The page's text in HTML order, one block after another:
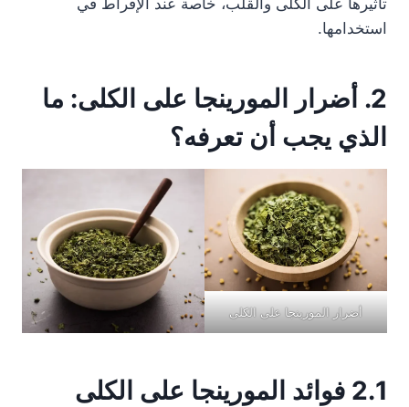
تأثيرها على الكلى والقلب، خاصة عند الإفراط في
استخدامها.
2. أضرار المورينجا على الكلى: ما
الذي يجب أن تعرفه؟
أضرار المورينجا على الكلى
2.1 فوائد المورينجا على الكلى